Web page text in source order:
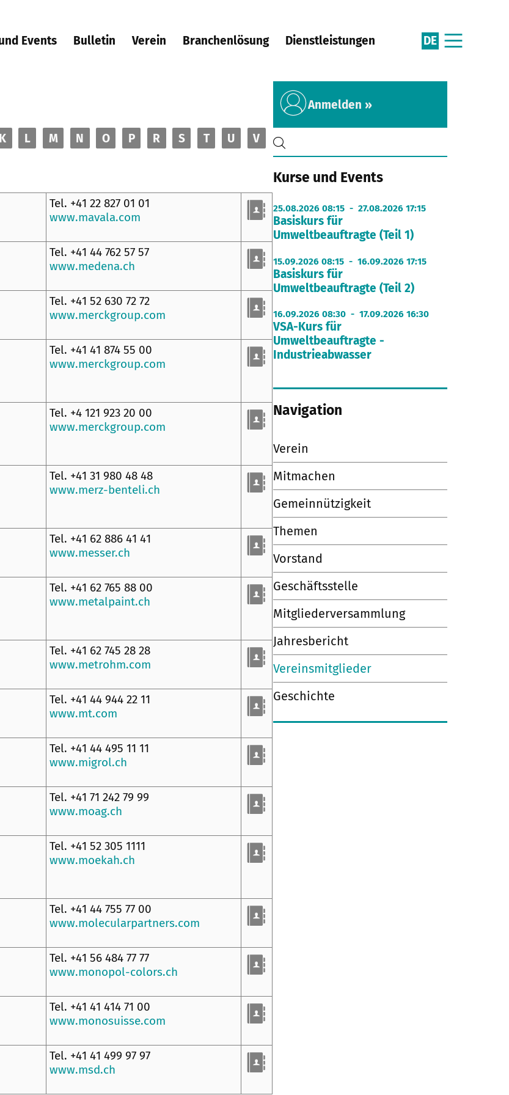
Events Bulletin Verein Branchenlösung Dienstleistungen DE
K L M N O P R S T U V
Tel. +41 22 827 01 01
www.mavala.com
Tel. +41 44 762 57 57
www.medena.ch
Tel. +41 52 630 72 72
www.merckgroup.com
Tel. +41 41 874 55 00
www.merckgroup.com
Tel. +4 121 923 20 00
www.merckgroup.com
Tel. +41 31 980 48 48
www.merz-benteli.ch
Tel. +41 62 886 41 41
www.messer.ch
Tel. +41 62 765 88 00
www.metalpaint.ch
Tel. +41 62 745 28 28
www.metrohm.com
Tel. +41 44 944 22 11
www.mt.com
Tel. +41 44 495 11 11
www.migrol.ch
Tel. +41 71 242 79 99
www.moag.ch
Tel. +41 52 305 1111
www.moekah.ch
Tel. +41 44 755 77 00
www.molecularpartners.com
Tel. +41 56 484 77 77
www.monopol-colors.ch
Tel. +41 41 414 71 00
www.monosuisse.com
Tel. +41 41 499 97 97
www.msd.ch
Anmelden »
Kurse und Events
25.08.2026 08:15 - 27.08.2026 17:15
Basiskurs für
Umweltbeauftragte (Teil 1)
15.09.2026 08:15 - 16.09.2026 17:15
Basiskurs für
Umweltbeauftragte (Teil 2)
16.09.2026 08:30 - 17.09.2026 16:30
VSA-Kurs für
Umweltbeauftragte -
Industrieabwasser
Navigation
Verein
Mitmachen
Gemeinnützigkeit
Themen
Vorstand
Geschäftsstelle
Mitgliederversammlung
Jahresbericht
Vereinsmitglieder
Geschichte